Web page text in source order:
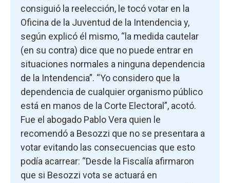
consiguió la reelección, le tocó votar en la
Oficina de la Juventud de la Intendencia y,
según explicó él mismo, “la medida cautelar
(en su contra) dice que no puede entrar en
situaciones normales a ninguna dependencia
de la Intendencia”. “Yo considero que la
dependencia de cualquier organismo público
está en manos de la Corte Electoral”, acotó.
Fue el abogado Pablo Vera quien le
recomendó a Besozzi que no se presentara a
votar evitando las consecuencias que esto
podía acarrear: “Desde la Fiscalía afirmaron
que si Besozzi vota se actuará en